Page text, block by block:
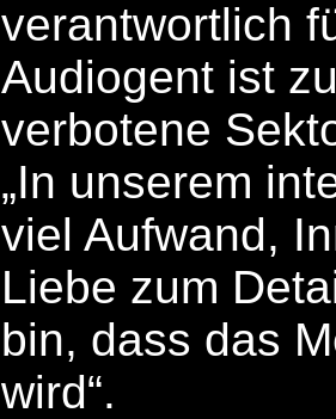
verantwortlich
Audiogent ist
verbotene
„In unserem
viel Aufwand,
Liebe zum
bin, dass das
wird“.